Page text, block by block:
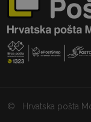
© Hrvatska pošta